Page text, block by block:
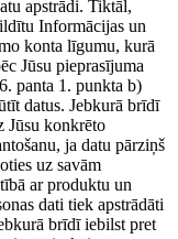
apstrādi. Tiktāl,
Informācijas un
konta līgumu, kurā
Jūsu pieprasījuma
panta 1. punkta b)
datus. Jebkurā brīdī
Jūsu konkrēto
ja datu pārziņš
uz savām
ar produktu un
dati tiek apstrādāti
brīdī iebilst pret